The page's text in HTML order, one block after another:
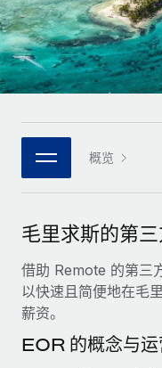
基础设施
Remote
将人力资源无缝融
团队的内置核心人
连接 新的
使用我们的 MCP
借助核心业务工具
服务
获得全球人力资源与合
中型市场
通过定制化人力资
企业
与我们携手合作
战略技术合作伙
与我们共探合作机遇
研究与指引
案例研究
人力资源术语表
核对表和模板
职位描述库
网络研讨会
活动
新闻室
薪金与人才洞察
洞察中心
Deutsch
Español
Italiano
Português (Portugal)
日本語
한국어
中文（简体）
概览
毛里求斯的第
借助 Remote 的第三
以快速且简便地在毛
薪资。
EOR 的概念与